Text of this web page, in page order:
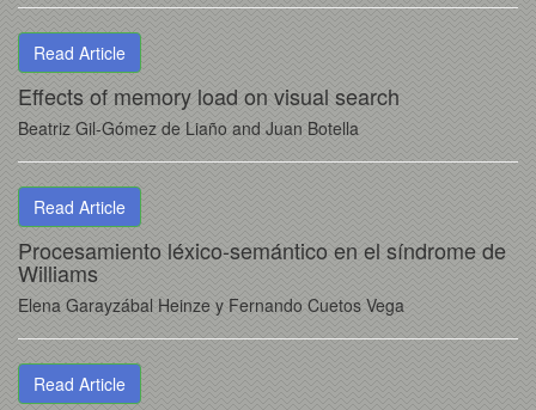
Read Article
Effects of memory load on visual search
Beatriz Gil-Gómez de Liaño and Juan Botella
Read Article
Procesamiento léxico-semántico en el síndrome de
Williams
Elena Garayzábal Heinze y Fernando Cuetos Vega
Read Article